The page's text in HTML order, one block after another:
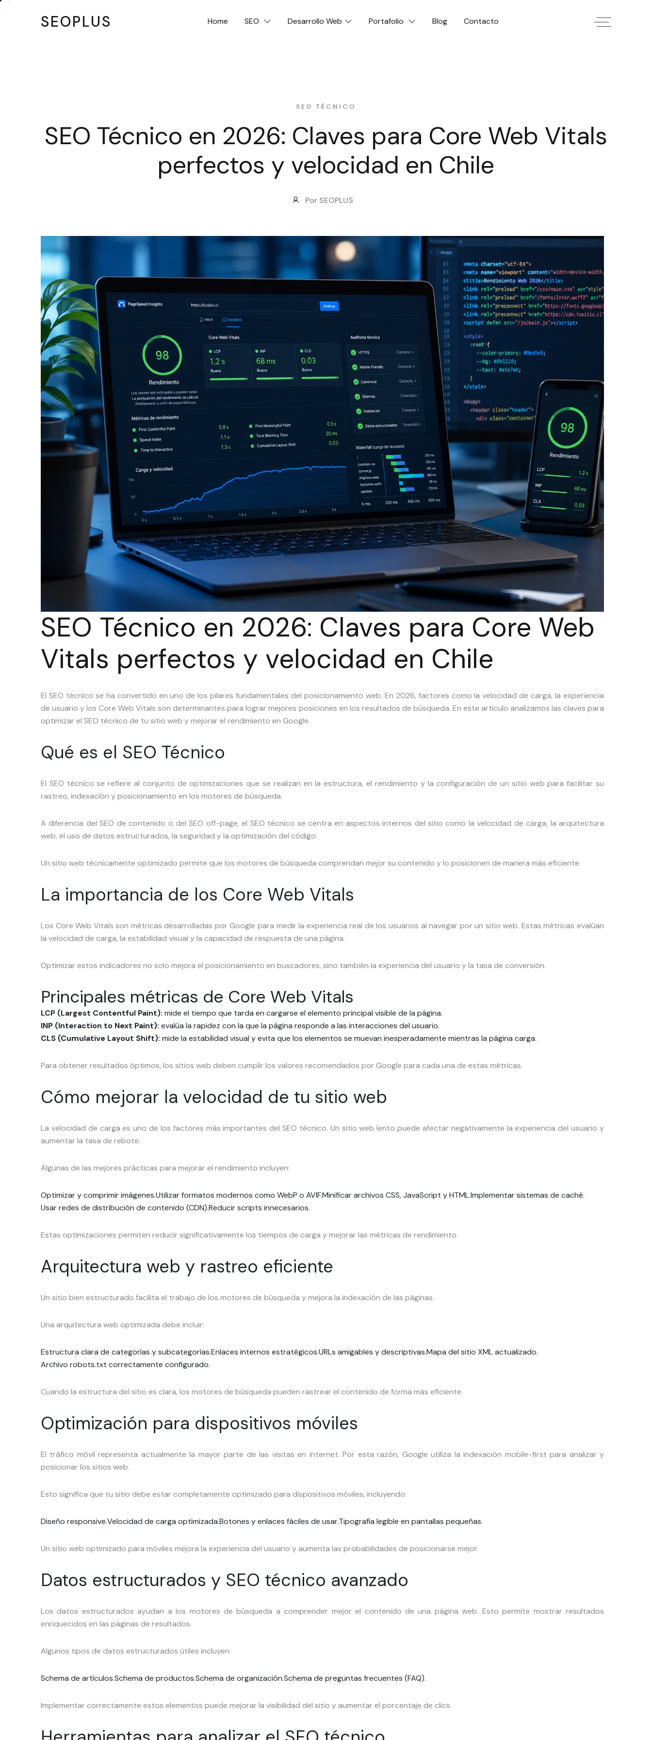
SEOPLUS Home SEO Desarrollo Web Portafolio Blog Contacto
SEO TÉCNICO
SEO Técnico en 2026: Claves para Core Web Vitals
perfectos y velocidad en Chile
Por SEOPLUS
SEO Técnico en 2026: Claves para Core Web
Vitals perfectos y velocidad en Chile
El SEO técnico se ha convertido en uno de los pilares fundamentales del posicionamiento web. En 2026, factores como la velocidad de carga, la experiencia
de usuario y los Core Web Vitals son determinantes para lograr mejores posiciones en los resultados de búsqueda. En este artículo analizamos las claves para
optimizar el SEO técnico de tu sitio web y mejorar el rendimiento en Google.
Qué es el SEO Técnico
El SEO técnico se refiere al conjunto de optimizaciones que se realizan en la estructura, el rendimiento y la configuración de un sitio web para facilitar su
rastreo, indexación y posicionamiento en los motores de búsqueda.
A diferencia del SEO de contenido o del SEO off-page, el SEO técnico se centra en aspectos internos del sitio como la velocidad de carga, la arquitectura
web, el uso de datos estructurados, la seguridad y la optimización del código.
Un sitio web técnicamente optimizado permite que los motores de búsqueda comprendan mejor su contenido y lo posicionen de manera más eficiente.
La importancia de los Core Web Vitals
Los Core Web Vitals son métricas desarrolladas por Google para medir la experiencia real de los usuarios al navegar por un sitio web. Estas métricas evalúan
la velocidad de carga, la estabilidad visual y la capacidad de respuesta de una página.
Optimizar estos indicadores no solo mejora el posicionamiento en buscadores, sino también la experiencia del usuario y la tasa de conversión.
Principales métricas de Core Web Vitals
LCP (Largest Contentful Paint): mide el tiempo que tarda en cargarse el elemento principal visible de la página.
INP (Interaction to Next Paint): evalúa la rapidez con la que la página responde a las interacciones del usuario.
CLS (Cumulative Layout Shift): mide la estabilidad visual y evita que los elementos se muevan inesperadamente mientras la página carga.
Para obtener resultados óptimos, los sitios web deben cumplir los valores recomendados por Google para cada una de estas métricas.
Cómo mejorar la velocidad de tu sitio web
La velocidad de carga es uno de los factores más importantes del SEO técnico. Un sitio web lento puede afectar negativamente la experiencia del usuario y
aumentar la tasa de rebote.
Algunas de las mejores prácticas para mejorar el rendimiento incluyen:
Optimizar y comprimir imágenes.Utilizar formatos modernos como WebP o AVIF.Minificar archivos CSS, JavaScript y HTML.Implementar sistemas de caché.
Usar redes de distribución de contenido (CDN).Reducir scripts innecesarios.
Estas optimizaciones permiten reducir significativamente los tiempos de carga y mejorar las métricas de rendimiento.
Arquitectura web y rastreo eficiente
Un sitio bien estructurado facilita el trabajo de los motores de búsqueda y mejora la indexación de las páginas.
Una arquitectura web optimizada debe incluir:
Estructura clara de categorías y subcategorías.Enlaces internos estratégicos.URLs amigables y descriptivas.Mapa del sitio XML actualizado.
Archivo robots.txt correctamente configurado.
Cuando la estructura del sitio es clara, los motores de búsqueda pueden rastrear el contenido de forma más eficiente.
Optimización para dispositivos móviles
El tráfico móvil representa actualmente la mayor parte de las visitas en internet. Por esta razón, Google utiliza la indexación mobile-first para analizar y
posicionar los sitios web.
Esto significa que tu sitio debe estar completamente optimizado para dispositivos móviles, incluyendo:
Diseño responsive.Velocidad de carga optimizada.Botones y enlaces fáciles de usar.Tipografía legible en pantallas pequeñas.
Un sitio web optimizado para móviles mejora la experiencia del usuario y aumenta las probabilidades de posicionarse mejor.
Datos estructurados y SEO técnico avanzado
Los datos estructurados ayudan a los motores de búsqueda a comprender mejor el contenido de una página web. Esto permite mostrar resultados
enriquecidos en las páginas de resultados.
Algunos tipos de datos estructurados útiles incluyen:
Schema de artículos.Schema de productos.Schema de organización.Schema de preguntas frecuentes (FAQ).
Implementar correctamente estos elementos puede mejorar la visibilidad del sitio y aumentar el porcentaje de clics.